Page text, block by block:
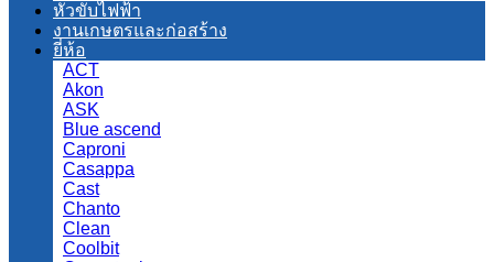
หัวขับไฟฟ้า
งานเกษตรและก่อสร้าง
ยี่ห้อ
ACT
Akon
ASK
Blue ascend
Caproni
Casappa
Cast
Chanto
Clean
Coolbit